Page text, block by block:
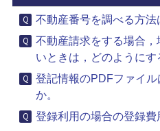
不動産番号を調べる方法
不動産請求をする場合
いときは，どのようにす
登記情報のPDFファイ
か。
登録利用の場合の登録費